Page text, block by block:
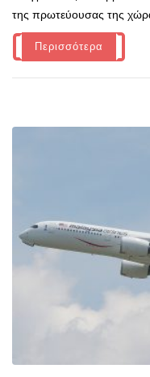
της πρωτεύουσας της
Περισσότερα